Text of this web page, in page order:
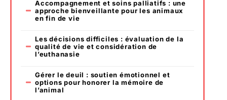
Accompagnement et soins palliatifs : une
approche bienveillante pour les animaux
en fin de vie
Les décisions difficiles : évaluation de la
qualité de vie et considération de
l’euthanasie
Gérer le deuil : soutien émotionnel et
options pour honorer la mémoire de
l’animal